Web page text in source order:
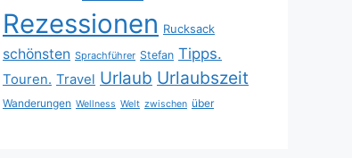
Rezessionen Rucksack
schönsten Sprachführer Stefan Tipps.
Touren. Travel Urlaub Urlaubszeit
Wanderungen Wellness Welt zwischen über